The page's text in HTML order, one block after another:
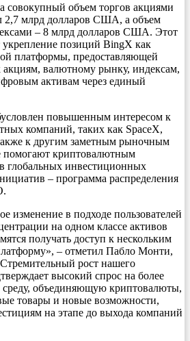
совокупный объем торгов акциями
2,7 млрд долларов США, а объем
– 8 млрд долларов США. Этот
укрепление позиций BingX как
платформы, предоставляющей
акциям, валютному рынку, индексам,
активам через единый
повышенным интересом к
компаний, таких как SpaceX,
к другим заметным рыночным
помогают криптовалютным
глобальных инвестиционных
– программа распределения
изменение в подходе пользователей
на одном классе активов
получать доступ к нескольким
– отметил Пабло Монти,
рост нашего
высокий спрос на более
объединяющую криптовалюты,
товары и новые возможности,
на этапе до выхода компаний